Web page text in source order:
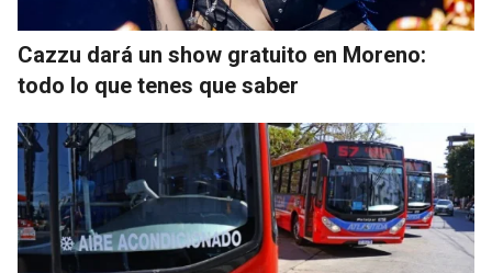
Cazzu dará un show gratuito en Moreno:
todo lo que tenes que saber